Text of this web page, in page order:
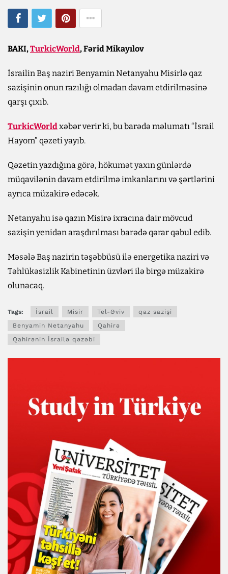
BAKI,TurkicWorld, Fərid Mikayılov
İsrailin Baş naziri Benyamin Netanyahu Misirlə qaz
sazişinin onun razılığı olmadan davam etdirilməsinə
qarşı çıxıb.
TurkicWorldxəbər verir ki, bu barədə məlumatı “İsrail
Hayom” qəzeti yayıb.
Qəzetin yazdığına görə, hökumət yaxın günlərdə
müqavilənin davam etdirilmə imkanlarını və şərtlərini
ayrıca müzakirə edəcək.
Netanyahu isə qazın Misirə ixracına dair mövcud
sazişin yenidən araşdırılması barədə qərar qəbul edib.
Məsələ Baş nazirin təşəbbüsü ilə energetika naziri və
Təhlükəsizlik Kabinetinin üzvləri ilə birgə müzakirə
olunacaq.
Tags: İsrail Misir Tel-Əviv
qaz sazişi
Benyamin Netanyahu
Qahirə
Qahirənin İsrailə qəzəbi